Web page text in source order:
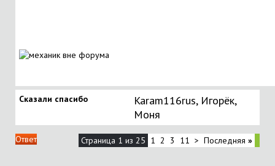
Сказали спасибо Karam116rus, Игорёк,
Моня
Ответ Страница 1 из 25 1 2 3 11 > Последняя »